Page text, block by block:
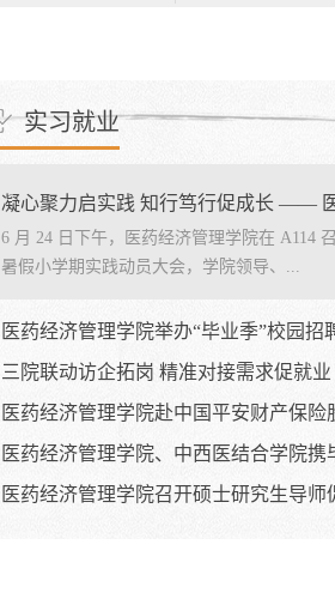
实习就业
凝心聚力启实践 知行笃行促成长 ——
6 月 24 日下午，医药经济管理学院在 A114
暑假小学期实践动员大会，学院领导、...
医药经济管理学院举办“毕业季”校园招
三院联动访企拓岗 精准对接需求促就业
医药经济管理学院赴中国平安财产保险
医药经济管理学院、中西医结合学院携
医药经济管理学院召开硕士研究生导师